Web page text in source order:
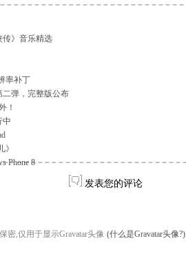
传》音乐精选
率补丁
二弹，完整版公布
！
中
Phone 8
发表您的评论
密,仅用于显示Gravatar头像 (什么是Gravatar头像?)